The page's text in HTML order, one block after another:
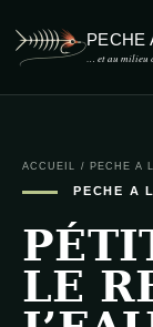
PECHE
… et au milieu
ACCUEIL / PECHE A
PECHE A
LE